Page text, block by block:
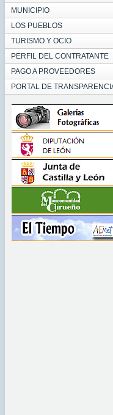
MUNICIPIO
LOS PUEBLOS
TURISMO Y OCIO
PERFIL DEL CONTRATANTE
PAGO A PROVEEDORES
PORTAL DE